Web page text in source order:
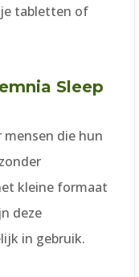
tabletten of
Sleep
die hun
kleine formaat
deze
in gebruik.